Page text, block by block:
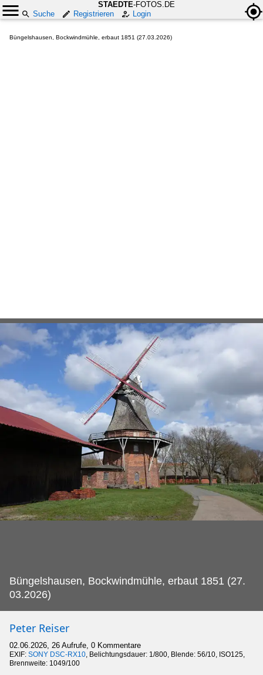
STAEDTE-FOTOS.DE
Suche
Registrieren Login
Büngelshausen, Bockwindmühle, erbaut 1851 (27.03.2026)
Büngelshausen, Bockwindmühle, erbaut 1851 (27.
03.2026)
Peter Reiser
02.06.2026, 26 Aufrufe, 0 Kommentare
EXIF: SONY DSC-RX10, Belichtungsdauer: 1/800, Blende: 56/10, ISO125,
Brennweite: 1049/100